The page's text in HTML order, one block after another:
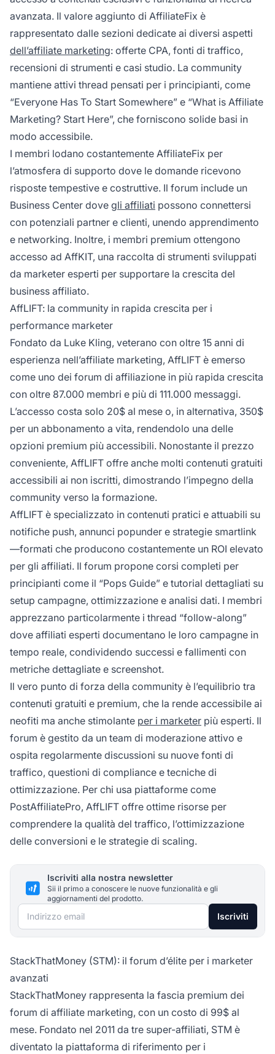
avanzata. Il valore aggiunto di AffiliateFix è
rappresentato dalle sezioni dedicate ai diversi aspetti
dell’affiliate marketing: offerte CPA, fonti di traffico,
recensioni di strumenti e casi studio. La community
mantiene attivi thread pensati per i principianti, come
“Everyone Has To Start Somewhere” e “What is Affiliate
Marketing? Start Here”, che forniscono solide basi in
modo accessibile.
I membri lodano costantemente AffiliateFix per
l’atmosfera di supporto dove le domande ricevono
risposte tempestive e costruttive. Il forum include un
Business Center dove gli affiliati possono connettersi
con potenziali partner e clienti, unendo apprendimento
e networking. Inoltre, i membri premium ottengono
accesso ad AffKIT, una raccolta di strumenti sviluppati
da marketer esperti per supportare la crescita del
business affiliato.
AffLIFT: la community in rapida crescita per i
performance marketer
Fondato da Luke Kling, veterano con oltre 15 anni di
esperienza nell’affiliate marketing, AffLIFT è emerso
come uno dei forum di affiliazione in più rapida crescita
con oltre 87.000 membri e più di 111.000 messaggi.
L’accesso costa solo 20$ al mese o, in alternativa, 350$
per un abbonamento a vita, rendendolo una delle
opzioni premium più accessibili. Nonostante il prezzo
conveniente, AffLIFT offre anche molti contenuti gratuiti
accessibili ai non iscritti, dimostrando l’impegno della
community verso la formazione.
AffLIFT è specializzato in contenuti pratici e attuabili su
notifiche push, annunci popunder e strategie smartlink
—formati che producono costantemente un ROI elevato
per gli affiliati. Il forum propone corsi completi per
principianti come il “Pops Guide” e tutorial dettagliati su
setup campagne, ottimizzazione e analisi dati. I membri
apprezzano particolarmente i thread “follow-along”
dove affiliati esperti documentano le loro campagne in
tempo reale, condividendo successi e fallimenti con
metriche dettagliate e screenshot.
Il vero punto di forza della community è l’equilibrio tra
contenuti gratuiti e premium, che la rende accessibile ai
neofiti ma anche stimolante per i marketer più esperti. Il
forum è gestito da un team di moderazione attivo e
ospita regolarmente discussioni su nuove fonti di
traffico, questioni di compliance e tecniche di
ottimizzazione. Per chi usa piattaforme come
PostAffiliatePro, AffLIFT offre ottime risorse per
comprendere la qualità del traffico, l’ottimizzazione
delle conversioni e le strategie di scaling.
Iscriviti alla nostra newsletter
Sii il primo a conoscere le nuove funzionalità e gli
aggiornamenti del prodotto.
Indirizzo email Iscriviti
StackThatMoney (STM): il forum d’élite per i marketer
avanzati
StackThatMoney rappresenta la fascia premium dei
forum di affiliate marketing, con un costo di 99$ al
mese. Fondato nel 2011 da tre super-affiliati, STM è
diventato la piattaforma di riferimento per i